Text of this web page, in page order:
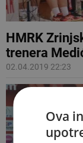
HMRK
trenera
02.04.2019 22:23
Ova